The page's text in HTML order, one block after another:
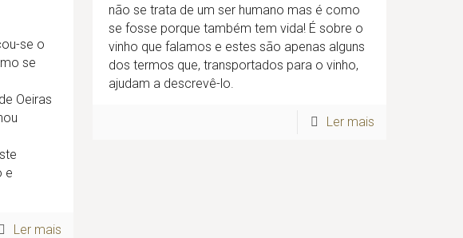
se o
se
Oeiras
e
Ler mais
não se trata de um ser humano mas é como
se fosse porque também tem vida! É sobre o
vinho que falamos e estes são apenas alguns
dos termos que, transportados para o vinho,
ajudam a descrevê-lo.
Ler mais